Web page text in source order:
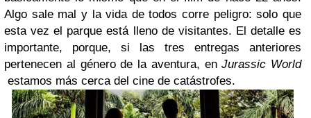
Algo sale mal y la vida de todos corre peligro: solo que
esta vez el parque está lleno de visitantes. El detalle es
importante, porque, si las tres entregas anteriores
pertenecen al género de la aventura, enJurassic World
estamos más cerca del cine de catástrofes.